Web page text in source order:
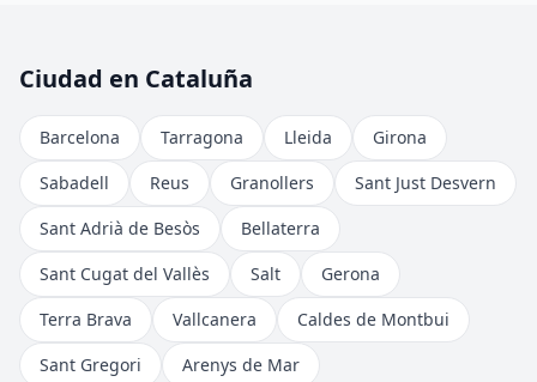
Ciudad en Cataluña
Barcelona Tarragona Lleida
Girona
Sabadell
Reus Granollers
Sant Just Desvern
Sant Adrià de Besòs
Bellaterra
Sant Cugat del Vallès
Salt
Gerona
Terra Brava
Vallcanera
Caldes de Montbui
Sant Gregori
Arenys de Mar